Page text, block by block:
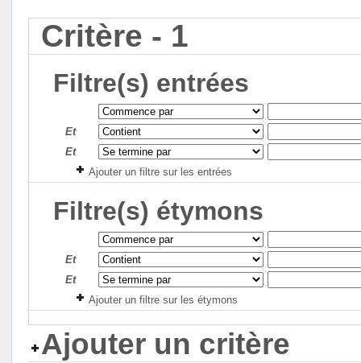
Critère - 1
Filtre(s) entrées
Et
Et
Ajouter un filtre sur les entrées
Filtre(s) étymons
Et
Et
Ajouter un filtre sur les étymons
Ajouter un critère